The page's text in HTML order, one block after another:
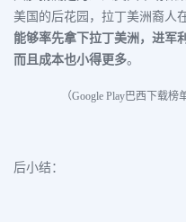
美国的后花园，拉丁美洲裔人
能够率先拿下拉丁美洲，进军
而且成本也小得更多。
（Google Play巴西下载榜
后小结：